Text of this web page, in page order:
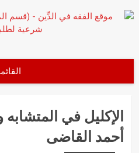
إلى
الإكليل في المتشابه
أحمد القاضى